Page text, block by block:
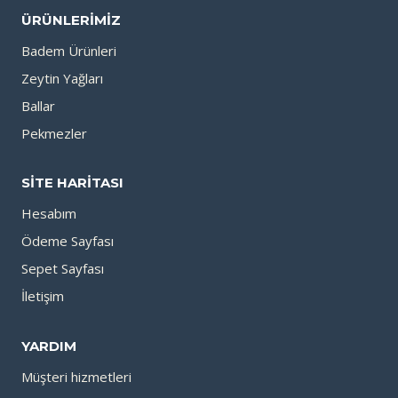
ÜRÜNLERIMIZ
Badem Ürünleri
Zeytin Yağları
Ballar
Pekmezler
SITE HARITASI
Hesabım
Ödeme Sayfası
Sepet Sayfası
İletişim
YARDIM
Müşteri hizmetleri